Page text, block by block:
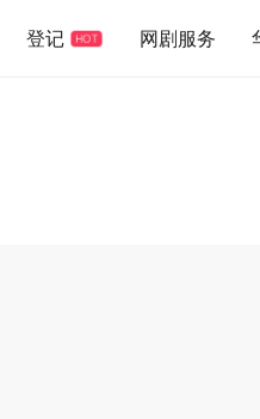
登记 HOT 网剧服务